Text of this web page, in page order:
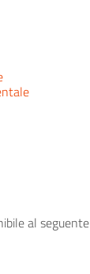
al seguente